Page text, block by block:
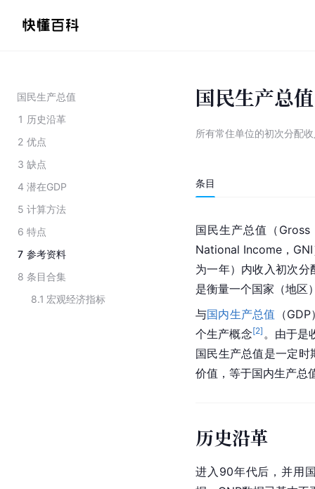
国民生产总值
1 历史沿革
2 优点
3 缺点
4 潜在GDP
5 计算方法
6 特点
7 参考资料
8 条目合集
8.1 宏观经济指标
国民生产总值
所有常住单位的初次分配
条目
国民生产总值（
National Income，
为一年）内收入初次
是衡量一个国家（地区
与国内生产总值 （
个生产概念[2] 。由于是
国民生产总值是一定
价值，等于国内生产总
历史沿革
进入90年代后，并用